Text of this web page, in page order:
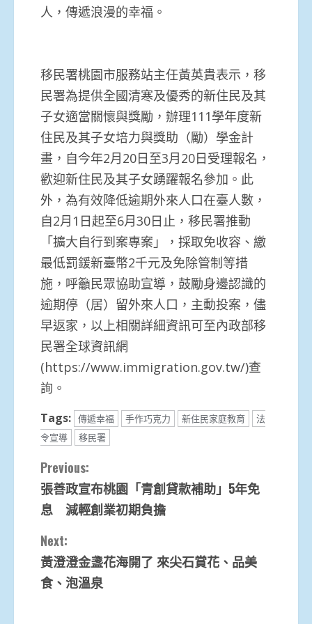
人，傳遞浪漫的幸福。
移民署桃園市服務站主任黃英貴表示，移
民署為提供全國清寒及優秀的新住民及其
子女適當關懷與獎勵，辦理111學年度新
住民及其子女培力與獎助（勵）學金計
畫，自今年2月20日至3月20日受理報名，
歡迎新住民及其子女踴躍報名參加。此
外，為有效降低逾期外來人口在臺人數，
自2月1日起至6月30日止，移民署推動
「擴大自行到案專案」，採取免收容、繳
最低罰鍰新臺幣2千元及免除管制等措
施，呼籲民眾協助宣導，鼓勵身邊認識的
逾期停（居）留外來人口，主動投案，儘
早返家，以上相關詳細資訊可至內政部移
民署全球資訊網
(https://www.immigration.gov.tw/)查
詢。
Tags: 傳遞幸福 手作巧克力 新住民家庭教育
法
令宣導
移民署
Continue
Reading
Previous:
張善政宣布桃園「青創貸款補助」5年免
息 減輕創業初期負擔
Next:
黃澄澄金盞花海開了 來尖石賞花、品美
食、泡溫泉